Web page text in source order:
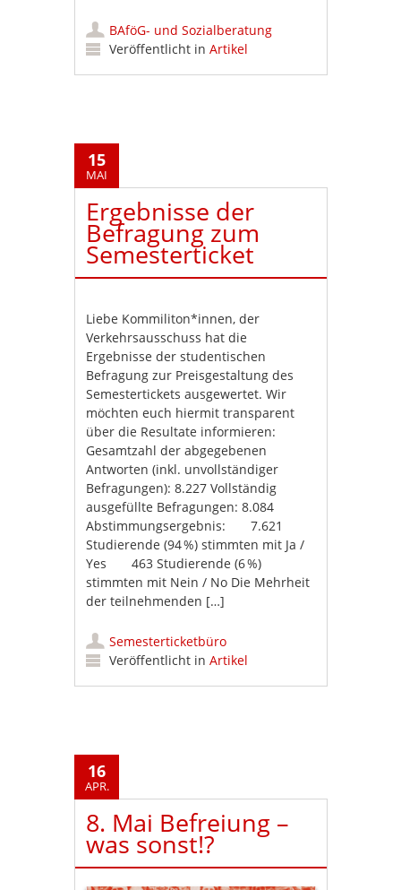
BAföG- und Sozialberatung
Veröffentlicht inArtikel
15
MAI
Ergebnisse der
Befragung zum
Semesterticket
Liebe Kommiliton*innen, der
Verkehrsausschuss hat die
Ergebnisse der studentischen
Befragung zur Preisgestaltung des
Semestertickets ausgewertet. Wir
möchten euch hiermit transparent
über die Resultate informieren:
Gesamtzahl der abgegebenen
Antworten (inkl. unvollständiger
Befragungen): 8.227 Vollständig
ausgefüllte Befragungen: 8.084
Abstimmungsergebnis: 7.621
Studierende (94 %) stimmten mit Ja /
Yes 463 Studierende (6 %)
stimmten mit Nein / No Die Mehrheit
der teilnehmenden […]
Semesterticketbüro
Veröffentlicht inArtikel
16
APR.
8. Mai Befreiung –
was sonst!?